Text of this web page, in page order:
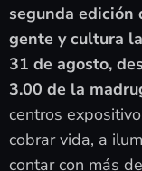
segunda
gente y cultura
31 de agosto,
3.00 de la
centros
cobrar vida, a
contar con más